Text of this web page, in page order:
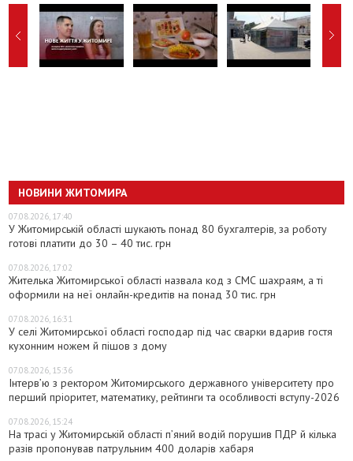
НОВИНИ ЖИТОМИРА
07.08.2026, 17:40
У Житомирській області шукають понад 80 бухгалтерів, за роботу
готові платити до 30 – 40 тис. грн
07.08.2026, 17:02
Жителька Житомирської області назвала код з СМС шахраям, а ті
оформили на неї онлайн-кредитів на понад 30 тис. грн
07.08.2026, 16:31
У селі Житомирської області господар під час сварки вдарив гостя
кухонним ножем й пішов з дому
07.08.2026, 15:36
Інтерв’ю з ректором Житомирського державного університету про
перший пріоритет, математику, рейтинги та особливості вступу-2026
07.08.2026, 15:24
На трасі у Житомирській області п’яний водій порушив ПДР й кілька
разів пропонував патрульним 400 доларів хабаря